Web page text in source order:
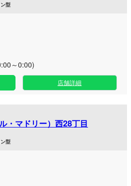
型
～0:00)
店舗詳細
・マドリー）西28丁目
型